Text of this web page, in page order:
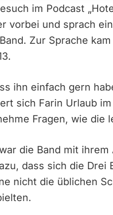
im Podcast
vorbei und sprach
Zur Sprache
ihn einfach gern
sich Farin Urlaub
Fragen, wie die
die Band mit ihrem
dass sich die Drei
nicht die üblichen